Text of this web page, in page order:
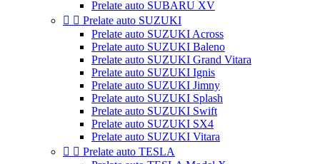
Prelate auto SUBARU XV
  Prelate auto SUZUKI
Prelate auto SUZUKI Across
Prelate auto SUZUKI Baleno
Prelate auto SUZUKI Grand Vitara
Prelate auto SUZUKI Ignis
Prelate auto SUZUKI Jimny
Prelate auto SUZUKI Splash
Prelate auto SUZUKI Swift
Prelate auto SUZUKI SX4
Prelate auto SUZUKI Vitara
  Prelate auto TESLA